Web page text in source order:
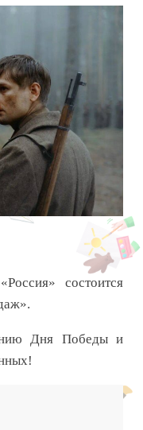
состоится
Дня Победы и